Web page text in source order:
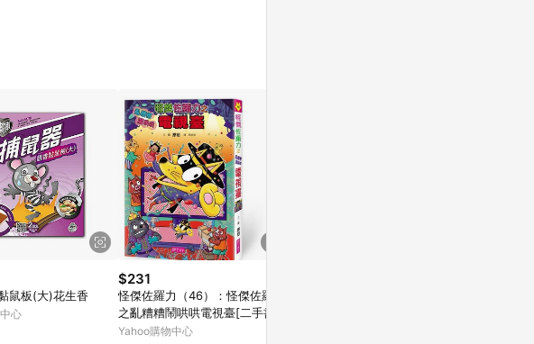
最短的時間內完成訂購或結帳流程
鼠板(大)花生香
心
$231
怪傑佐羅力（46）：怪傑佐羅力
之亂糟糟鬧哄哄電視臺[二手書_
全新]
Yahoo購物中心